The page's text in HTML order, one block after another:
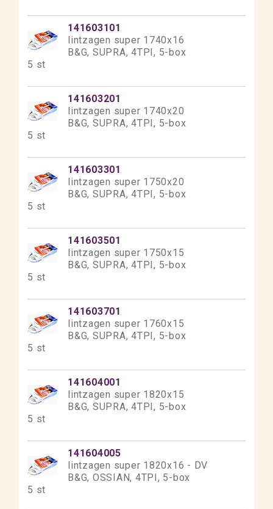
141603101
lintzagen super 1740x16
B&G, SUPRA, 4TPI, 5-box
5 st
141603201
lintzagen super 1740x20
B&G, SUPRA, 4TPI, 5-box
5 st
141603301
lintzagen super 1750x20
B&G, SUPRA, 4TPI, 5-box
5 st
141603501
lintzagen super 1750x15
B&G, SUPRA, 4TPI, 5-box
5 st
141603701
lintzagen super 1760x15
B&G, SUPRA, 4TPI, 5-box
5 st
141604001
lintzagen super 1820x15
B&G, SUPRA, 4TPI, 5-box
5 st
141604005
lintzagen super 1820x16 - DV
B&G, OSSIAN, 4TPI, 5-box
5 st